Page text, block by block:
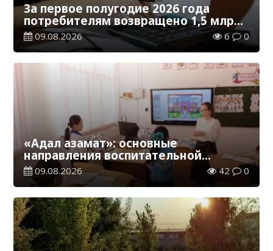
За первое полугодие 2026 года
потребителям возвращено 1,5 млрд
тенге
09.08.2026 6 0
«Адал азамат»: основные
направления воспитательной
работы в новом учебном году
09.08.2026 42 0